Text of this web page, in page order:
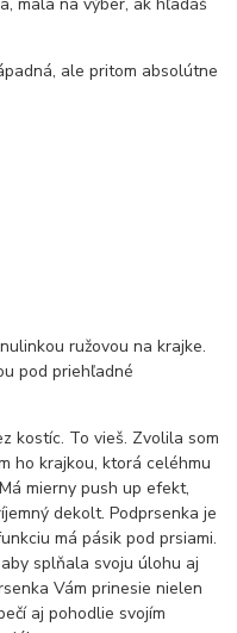
ale pritom absolútne
ružovou na krajke.
pod priehľadné
kostíc. To vieš. Zvolila som
ho krajkou, ktorá celéhmu
mierny push up efekt,
dekolt. Podprsenka je
má pásik pod prsiami.
splňala svoju úlohu aj
Vám prinesie nielen
aj pohodlie svojím